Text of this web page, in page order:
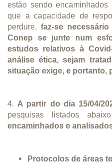
estão sendo
que a capacidade de
perdure, faz-se
Conep se junte num
estudos relativos à
análise ética, sejam
situação exige, e portanto,
4. A partir do dia 15/04/
pesquisas listados
encaminhados e
Protocolos de áreas